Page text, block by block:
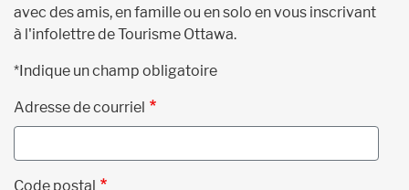
avec des amis, en famille ou en solo en vous inscrivant
à l'infolettre de Tourisme Ottawa.
*Indique un champ obligatoire
Adresse de courriel
Code postal